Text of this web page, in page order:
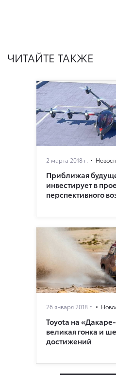
ЧИТАЙТЕ ТАКЖЕ
2 марта 2018 г.
Приближая
инвестирует в
перспективного
26 января 2018 г.
Toyota на
великая гонка и
достижений